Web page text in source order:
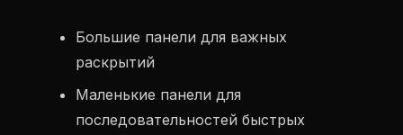
Большие панели для важных
раскрытий
Маленькие панели для
последовательностей быстрых